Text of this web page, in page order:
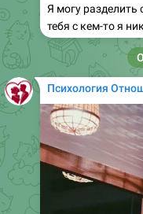
Я могу разделить
тебя с кем-то я
Психология